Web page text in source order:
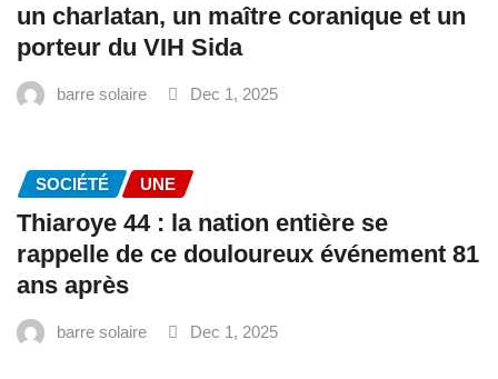
un charlatan, un maître coranique et un
porteur du VIH Sida
barre solaire Dec 1, 2025
SOCIÉTÉ UNE
Thiaroye 44 : la nation entière se
rappelle de ce douloureux événement 81
ans après
barre solaire Dec 1, 2025